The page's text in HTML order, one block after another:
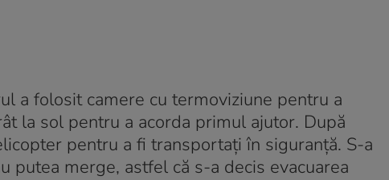
a folosit camere cu termoviziune pentru a
la sol pentru a acorda primul ajutor. După
pentru a fi transportați în siguranță. S-a
putea merge, astfel că s-a decis evacuarea